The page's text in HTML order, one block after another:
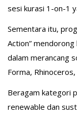
sesi kurasi 1-on-1
Sementara itu,
Action”
dalam merancang
Forma,
Beragam kategori
renewable dan